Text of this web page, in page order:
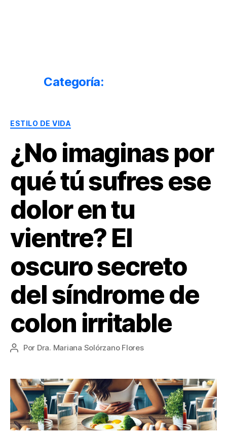
Salud
Nutrición
Categoría:
ESTILO DE VIDA
¿No imaginas por
qué tú sufres ese
dolor en tu
vientre? El
oscuro secreto
del síndrome de
colon irritable
Autor
entrada
Por Dra. Mariana Solórzano Flores